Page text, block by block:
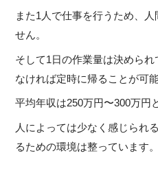
また1人で仕事を行うため、
せん。
そして1日の作業量は決めら
なければ定時に帰ることが可能
平均年収は250万円〜300万円
人によっては少なく感じられ
るための環境は整っています。